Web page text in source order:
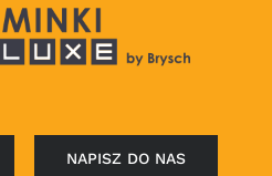
NAPISZ DO NAS